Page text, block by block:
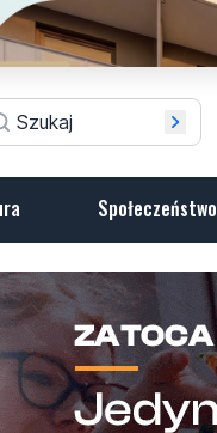
Społeczeństwo